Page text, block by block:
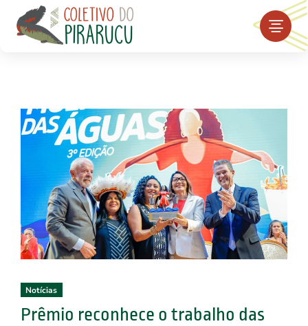
Notícias
Prêmio reconhece o trabalho das